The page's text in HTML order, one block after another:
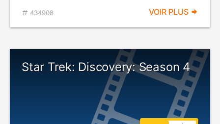
434908 VOIR PLUS
Star Trek: Discovery: Season 4